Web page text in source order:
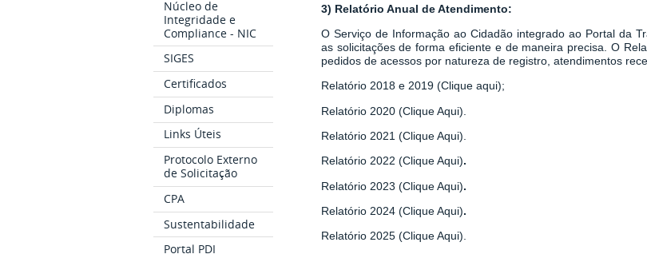
Núcleo de
Integridade e
Compliance - NIC
SIGES
Certificados
Diplomas
Links Úteis
Protocolo Externo
de Solicitação
CPA
Sustentabilidade
Portal PDI
3) Relatório Anual de Atendimento:
O Serviço de Informação ao Cidadão integrado aoPortal da
as solicitações de forma eficiente e de maneira precisa. O
pedidos de acessos por natureza de registro, atendimentos
Relatório 2018 e 2019 (Clique aqui);
Relatório 2020 (Clique Aqui).
Relatório 2021 (Clique Aqui).
Relatório 2022 (Clique Aqui).
Relatório 2023 (Clique Aqui).
Relatório 2024 (Clique Aqui).
Relatório 2025 (Clique Aqui).